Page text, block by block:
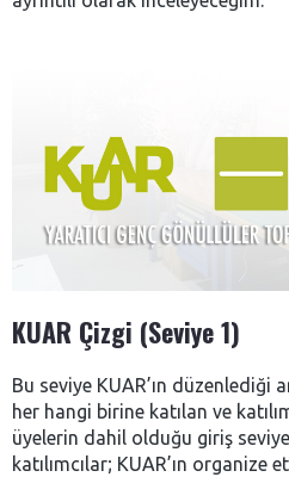
KUAR Çizgi (Seviye 1)
Bu seviye KUAR’ın düzenlediği
her hangi birine katılan ve
üyelerin dahil olduğu giriş
katılımcılar; KUAR’ın